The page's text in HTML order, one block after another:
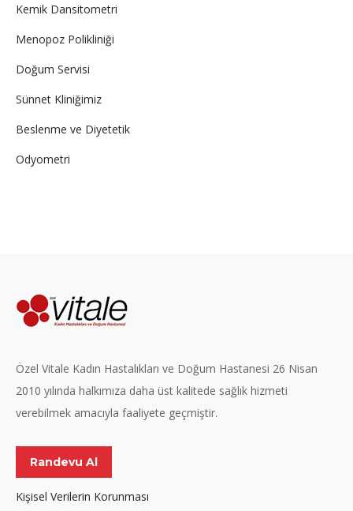
Kemik Dansitometri
Menopoz Polikliniği
Doğum Servisi
Sünnet Kliniğimiz
Beslenme ve Diyetetik
Odyometri
Özel Vitale Kadın Hastalıkları ve Doğum Hastanesi 26 Nisan
2010 yılında halkımıza daha üst kalitede sağlık hizmeti
verebilmek amacıyla faaliyete geçmiştir.
Randevu Al
Kişisel Verilerin Korunması